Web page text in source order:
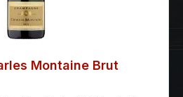
Montaine Brut